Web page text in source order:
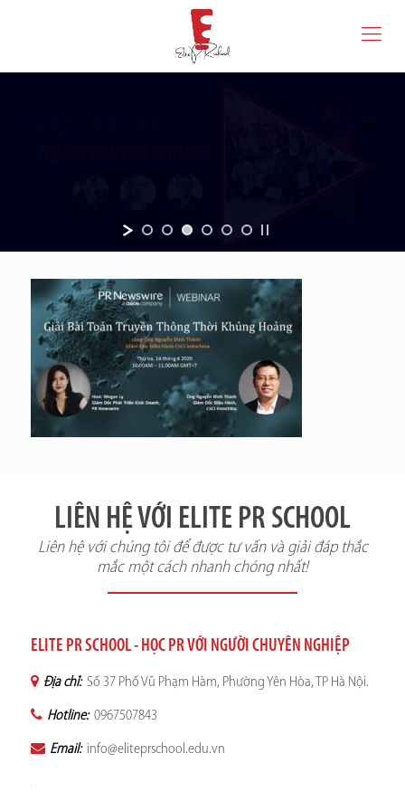
LIÊN HỆ VỚI ELITE PR SCHOOL
Liên hệ với chúng tôi để được tư vấn và giải đáp thắc
mắc một cách nhanh chóng nhất!
ELITE PR SCHOOL - HỌC PR VỚI NGƯỜI CHUYÊN NGHIỆP
Địa chỉ: Số 37 Phố Vũ Phạm Hàm, Phường Yên Hòa, TP Hà Nội.
Hotline: 0967507843
Email: info@eliteprschool.edu.vn